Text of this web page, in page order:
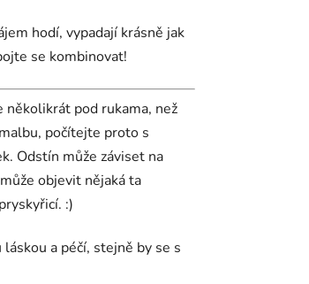
hodí, vypadají krásně jak
se kombinovat!
několikrát pod rukama, než
počítejte proto s
Odstín může záviset na
objevit nějaká ta
:)
a péčí, stejně by se s